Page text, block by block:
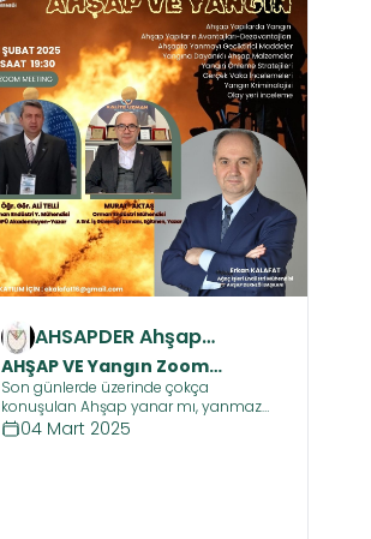
AHSAPDER Ahşap
Sanayicileri ve
Profesyonelleri Derneği
AHŞAP VE Yangın Zoom
Toplantısı yayınlandı
Son günlerde üzerinde çokça
konuşulan Ahşap yanar mı, yanmaz
mı, yanmaması için alınması gereken
04 Mart 2025